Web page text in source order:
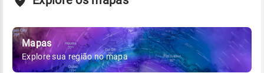
Mapas
Explore sua região no mapa